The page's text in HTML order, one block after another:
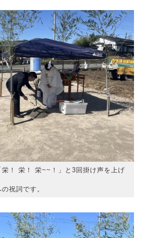
栄！ 栄！ 栄~~！」と3回掛け声を上げ
祝詞です。